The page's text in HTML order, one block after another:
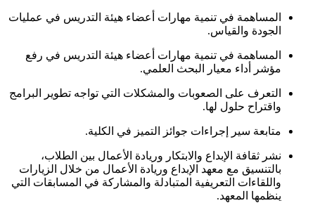
المساهمة في تنمية مهارات أعضاء هيئة التدريس في عمليات
الجودة والقياس.
المساهمة في تنمية مهارات أعضاء هيئة التدريس في رفع
مؤشر أداء معيار البحث العلمي.
التعرف على الصعوبات والمشكلات التي تواجه تطوير البرامج
واقتراح حلول لها.
متابعة سير إجراءات جوائز التميز في الكلية.
نشر ثقافة الإبداع والابتكار وريادة الأعمال بين الطلاب،
بالتنسيق مع معهد الإبداع وريادة الأعمال من خلال الزيارات
واللقاءات التعريفية المتبادلة والمشاركة في المسابقات التي
ينظمها المعهد.